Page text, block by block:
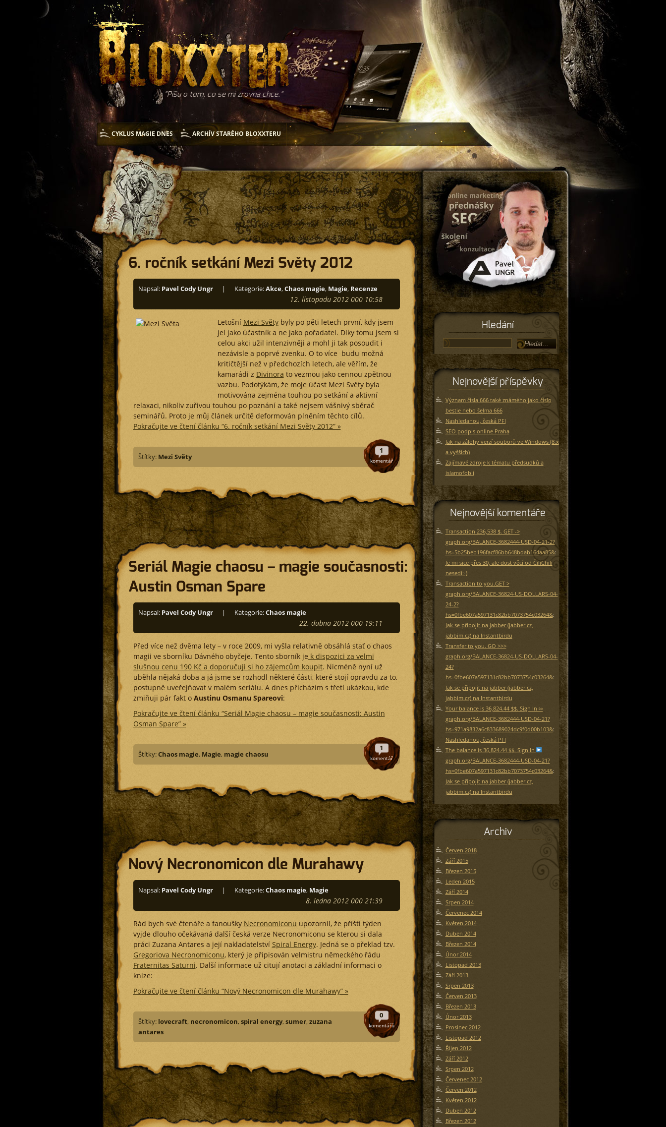
Píšu o tom, co se mi zrovna chce.
CYKLUS MAGIE DNES ARCHÍV STARÉHO BLOXXTERU
6. ročník setkání Mezi Světy 2012
Napsal: Pavel Cody Ungr | Kategorie:Akce,Chaos magie, Magie, Recenze
12. listopadu 2012 000 10:58
Letošní Mezi Světybyly po pěti letech první, kdy jsem
jel jako účastník a ne jako pořadatel. Díky tomu jsem si
celou akci užil intenzivněji a mohl ji tak posoudit i
nezávisle a poprvé zvenku. O to více budu možná
kritičtější než v předchozích letech, ale věřím, že
kamarádi z Divinora to vezmou jako cennou zpětnou
vazbu. Podotýkám, že moje účast Mezi Světy byla
motivována zejména touhou po setkání a aktivní
relaxaci, nikoliv zuřivou touhou po poznání a také nejsem vášnivý sběrač
seminářů. Proto je můj článek určitě deformován plněním těchto cílů.
Pokračujte ve čtení článku “6. ročník setkání Mezi Světy 2012” »
Štítky: Mezi Světy
1
komentář
Seriál Magie chaosu – magie současnosti:
Austin Osman Spare
Napsal: Pavel Cody Ungr | Kategorie:Chaos magie
22. dubna 2012 000 19:11
Před více než dvěma lety – v roce 2009, mi vyšla relativně obsáhlá stať o chaos
magii ve sborníku Dávného obyčeje. Tento sborník je k dispozici za velmi
slušnou cenu 190 Kč a doporučuji si ho zájemcům koupit. Nicméně nyní už
uběhla nějaká doba a já jsme se rozhodl některé části, které stojí opravdu za to,
postupně uveřejňovat v malém seriálu. A dnes přicházím s třetí ukázkou, kde
zmiňuji pár fakt o Austinu Osmanu Spareovi:
Pokračujte ve čtení článku “Seriál Magie chaosu – magie současnosti: Austin
Osman Spare” »
Štítky:Chaos magie, Magie, magie chaosu
1
komentář
Nový Necronomicon dle Murahawy
Napsal: Pavel Cody Ungr | Kategorie:Chaos magie, Magie
8. ledna 2012 000 21:39
Rád bych své čtenáře a fanoušky Necronomiconu upozornil, že příští týden
vyjde dlouho očekávaná další česká verze Necronomiconu se kterou si dala
práci Zuzana Antares a její nakladatelství Spiral Energy. Jedná se o překlad tzv.
Gregoriova Necronomiconu, který je připisován velmistru německého řádu
Fraternitas Saturni. Další informace už citují anotaci a základní informaci o
knize:
Pokračujte ve čtení článku “Nový Necronomicon dle Murahawy” »
Štítky: lovecraft, necronomicon,spiral energy,sumer,zuzana
antares
0
komentářů
Hledání
Nejnovější příspěvky
Význam čísla 666 také známého jako číslo
bestie nebo šelma 666
Nashledanou, česká PFI
SEO podpis online Praha
Jak na zálohy verzí souborů ve Windows (8.x
a vyšších)
Zajímavé zdroje k tématu předsudků a
islamofobii
Nejnovější komentáře
Transaction 236,538 $. GET ->
graph.org/BALANCE-3682444-USD-04-21-2?
hs=5b25beb196facf86bb648bdab164aa85&:
Je mi sice přes 30, ale dost věcí od ČiliChili
nesedí:-)
Transaction to you.GET >
graph.org/BALANCE-36824-US-DOLLARS-04-
24-2?
hs=0fbe607a597131c82bb7073754c03264&:
Jak se připojit na jabber (jabber.cz,
jabbim.cz) na Instantbirdu
Transfer to you. GO >>>
graph.org/BALANCE-36824-US-DOLLARS-04-
24?
hs=0fbe607a597131c82bb7073754c03264&:
Jak se připojit na jabber (jabber.cz,
jabbim.cz) na Instantbirdu
Your balance is 36,824.44 $$. Sign In ⇰
graph.org/BALANCE-3682444-USD-04-21?
hs=971a9832a6c833689024dc9f0d00b103&:
Nashledanou, česká PFI
The balance is 36,824.44 $$. Sign In
graph.org/BALANCE-3682444-USD-04-21?
hs=0fbe607a597131c82bb7073754c03264&:
Jak se připojit na jabber (jabber.cz,
jabbim.cz) na Instantbirdu
Archiv
Červen 2018
Září 2015
Březen 2015
Leden 2015
Září 2014
Srpen 2014
Červenec 2014
Květen 2014
Duben 2014
Březen 2014
Únor 2014
Listopad 2013
Září 2013
Srpen 2013
Červen 2013
Březen 2013
Únor 2013
Prosinec 2012
Listopad 2012
Říjen 2012
Září 2012
Srpen 2012
Červenec 2012
Červen 2012
Květen 2012
Duben 2012
Březen 2012